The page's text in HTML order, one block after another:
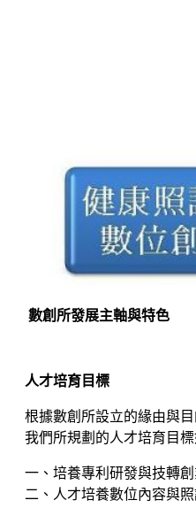
數創所發展主軸與特色
人才培育目標
根據數創所設立的緣由與
我們所規劃的人才培育目標
一、培養專利研發與技轉
二、人才培養數位內容與